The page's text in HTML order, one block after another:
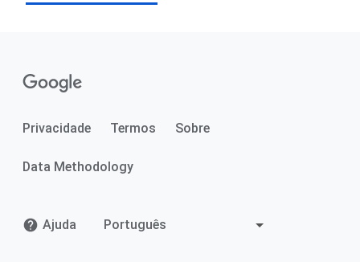
Privacidade Termos Sobre
Data Methodology
Ajuda